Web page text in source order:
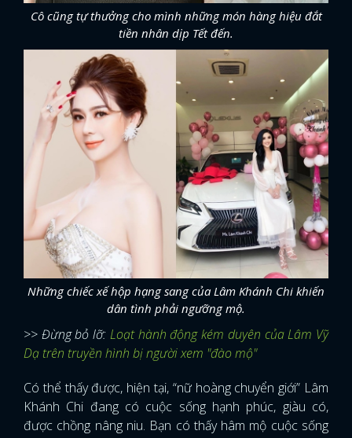
Cô cũng tự thưởng cho mình những món hàng hiệu đắt
tiền nhân dịp Tết đến.
Những chiếc xế hộp hạng sang của Lâm Khánh Chi khiến
dân tình phải ngưỡng mộ.
>> Đừng bỏ lỡ: Loạt hành động kém duyên của Lâm Vỹ
Dạ trên truyền hình bị người xem "đào mộ"
Có thể thấy được, hiện tại, “nữ hoàng chuyển giới” Lâm
Khánh Chi đang có cuộc sống hạnh phúc, giàu có,
được chồng nâng niu. Bạn có thấy hâm mộ cuộc sống